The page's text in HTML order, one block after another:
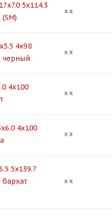
5x114.3
x x
4x98
черный
x x
4x100
x x
4x100
x x
5x139.7
бархат
x x